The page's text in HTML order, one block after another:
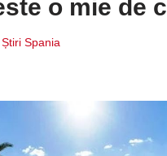
o mie de
Știri Spania